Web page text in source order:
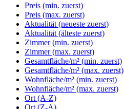
Preis (min. zuerst)
Preis (max. zuerst)
Aktualität (neueste zuerst)
Aktualität (älteste zuerst)
Zimmer (min. zuerst)
Zimmer (max. zuerst)
Gesamtfläche/m² (min. zuerst)
Gesamtfläche/m² (max. zuerst)
Wohnfläche/m² (min. zuerst)
Wohnfläche/m² (max. zuerst)
Ort (A-Z)
Ort (Z-A)